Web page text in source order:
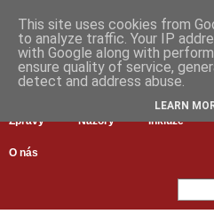
Zprávy Názory Inkluze
O nás
This site uses cookies from
to analyze traffic. Your IP
with Google along with
ensure quality of service,
detect and address abuse.
LEARN